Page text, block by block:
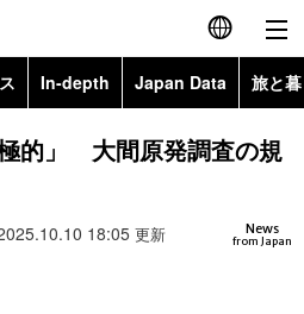
English
简体字
In-depth Japan Data 旅と
Topics
的」 大間原発調査の規
News
from Japan
18:05 更新